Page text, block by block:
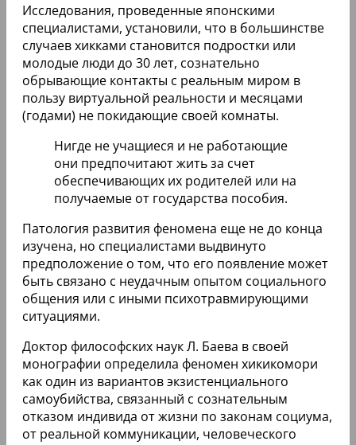
Исследования, проведенные японскими
специалистами, установили, что в большинстве
случаев хикками становится подростки или
молодые люди до 30 лет, сознательно
обрывающие контакты с реальным миром в
пользу виртуальной реальности и месяцами
(годами) не покидающие своей комнаты.
Нигде не учащиеся и не работающие
они предпочитают жить за счет
обеспечивающих их родителей или на
получаемые от государства пособия.
Патология развития феномена еще не до конца
изучена, но специалистами выдвинуто
предположение о том, что его появление может
быть связано с неудачным опытом социального
общения или с иными психотравмирующими
ситуациями.
Доктор философских наук Л. Баева в своей
монографии определила феномен хикикомори
как один из вариантов экзистенциального
самоубийства, связанный с сознательным
отказом индивида от жизни по законам социума,
от реальной коммуникации, человеческого